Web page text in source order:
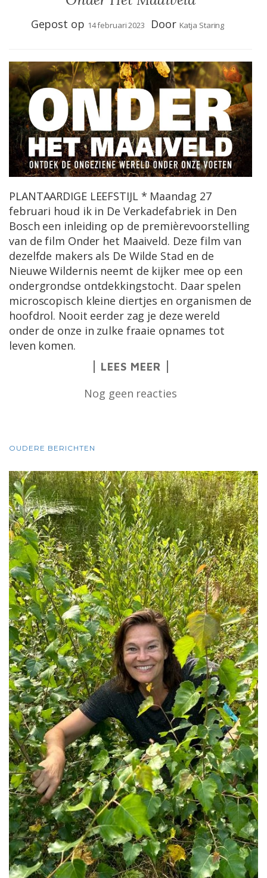
Gepost op 14 februari 2023 Door Katja Staring
PLANTAARDIGE LEEFSTIJL * Maandag 27
februari houd ik in De Verkadefabriek in Den
Bosch een inleiding op de premièrevoorstelling
van de film Onder het Maaiveld. Deze film van
dezelfde makers als De Wilde Stad en de
Nieuwe Wildernis neemt de kijker mee op een
ondergrondse ontdekkingstocht. Daar spelen
microscopisch kleine diertjes en organismen de
hoofdrol. Nooit eerder zag je deze wereld
onder de onze in zulke fraaie opnames tot
leven komen.
LEES MEER
Nog geen reacties
BERICHTNAVIGATIE
OUDERE BERICHTEN